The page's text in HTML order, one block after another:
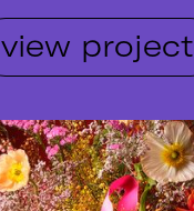
view project